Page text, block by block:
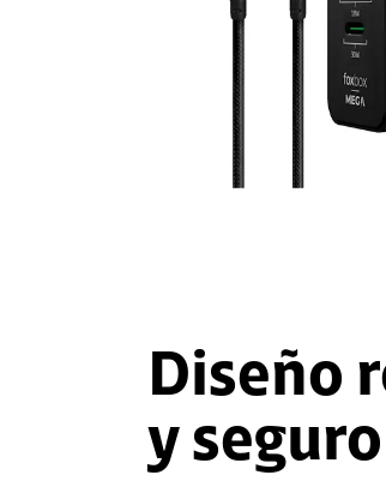
Diseño
y seguro